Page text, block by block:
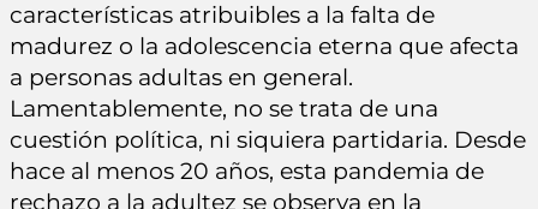
características atribuibles a la falta de
madurez o la adolescencia eterna que afecta
a personas adultas en general.
Lamentablemente, no se trata de una
cuestión política, ni siquiera partidaria. Desde
hace al menos 20 años, esta pandemia de
rechazo a la adultez se observa en la